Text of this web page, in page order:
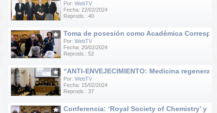
Por: WebTV
Fecha: 22/02/2024
Reprods.: 40
Toma de posesión como Académica
Por: WebTV
Fecha: 20/02/2024
Reprods.: 52
“ANTI-ENVEJECIMIENTO: Medicina
Por: WebTV
Fecha: 15/02/2024
Reprods.: 37
Conferencia: ‘Royal Society of Chemistry’ y